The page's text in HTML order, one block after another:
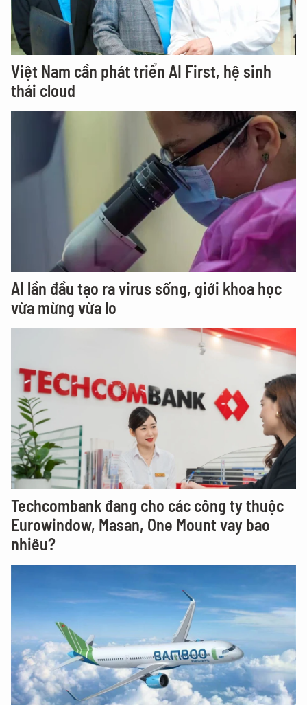
Việt Nam cần phát triển AI First, hệ sinh
thái cloud
AI lần đầu tạo ra virus sống, giới khoa học
vừa mừng vừa lo
Techcombank đang cho các công ty thuộc
Eurowindow, Masan, One Mount vay bao
nhiêu?